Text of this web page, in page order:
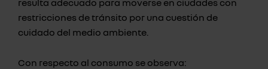
restricciones de tránsito por una cuestión de
cuidado del medio ambiente.
Con respecto al consumo se observa: